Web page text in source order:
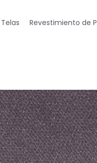
Telas Revestimiento de